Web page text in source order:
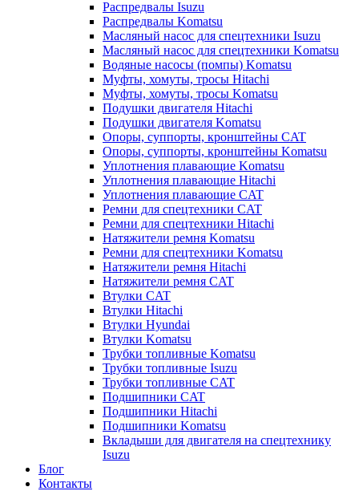
Распредвалы Isuzu
Распредвалы Komatsu
Масляный насос для спецтехники Isuzu
Масляный насос для спецтехники Komatsu
Водяные насосы (помпы) Komatsu
Муфты, хомуты, тросы Hitachi
Муфты, хомуты, тросы Komatsu
Подушки двигателя Hitachi
Подушки двигателя Komatsu
Опоры, суппорты, кронштейны CAT
Опоры, суппорты, кронштейны Komatsu
Уплотнения плавающие Komatsu
Уплотнения плавающие Hitachi
Уплотнения плавающие CAT
Ремни для спецтехники CAT
Ремни для спецтехники Hitachi
Натяжители ремня Komatsu
Ремни для спецтехники Komatsu
Натяжители ремня Hitachi
Натяжители ремня CAT
Втулки CAT
Втулки Hitachi
Втулки Hyundai
Втулки Komatsu
Трубки топливные Komatsu
Трубки топливные Isuzu
Трубки топливные CAT
Подшипники CAT
Подшипники Hitachi
Подшипники Komatsu
Вкладыши для двигателя на спецтехнику
Isuzu
Блог
Контакты